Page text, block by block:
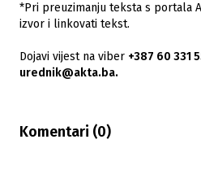
*Pri preuzimanju teksta s portala
izvor i linkovati tekst.
Dojavi vijest na viber +387 60 331
urednik@akta.ba.
Komentari (0)